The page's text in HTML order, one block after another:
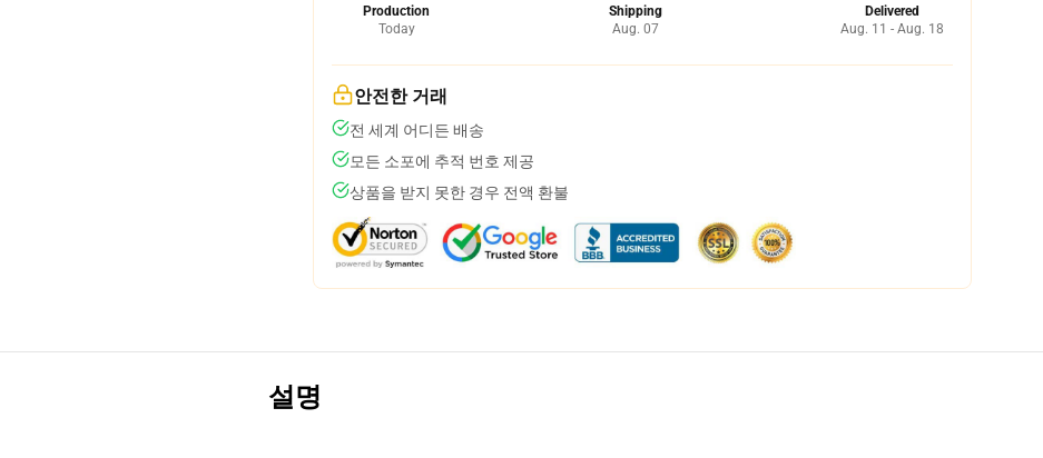
Production
Today
Shipping
Aug. 07
Delivered
Aug. 11 - Aug. 18
안전한 거래
전 세계 어디든 배송
모든 소포에 추적 번호 제공
상품을 받지 못한 경우 전액 환불
설명